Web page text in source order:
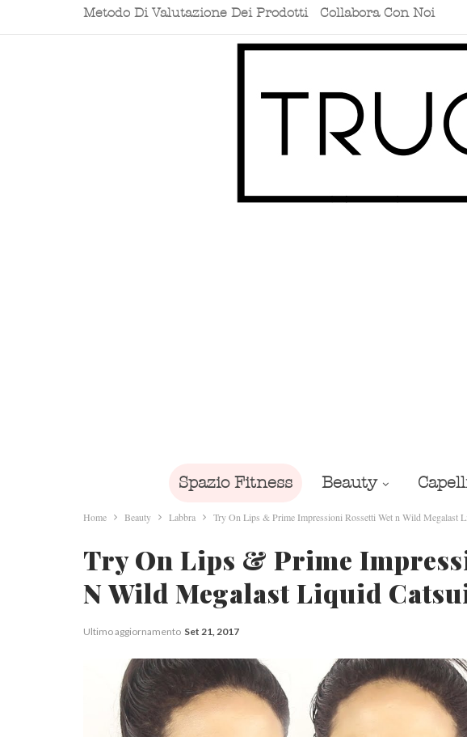
Metodo Di Valutazione Dei Prodotti Collabora Con Noi
Spazio Fitness Beauty
Home Beauty Labbra Try On Lips & Prime Impressioni Rossetti Wet n Wild Megalast
Try On Lips & Prime
N Wild Megalast Liquid
Ultimo aggiornamento Set 21, 2017